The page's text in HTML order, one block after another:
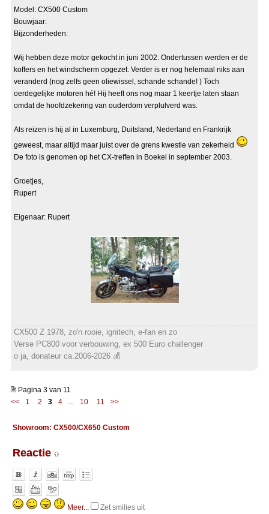
Model: CX500 Custom
Bouwjaar:
Bijzonderheden:
Wij hebben deze motor gekocht in juni 2002. Ondertussen werden er de
koffers en het windscherm opgezet. Verder is er nog helemaal niks aan
veranderd (nog zelfs geen oliewissel, schande schande! ) Toch
oerdegelijke motoren hé! Hij heeft ons nog maar 1 keertje laten staan
omdat de hoofdzekering van ouderdom verplulverd was.
Als reizen is hij al in Luxemburg, Duitsland, Nederland en Frankrijk
geweest, maar altijd maar juist over de grens kwestie van zekerheid
De foto is genomen op het CX-treffen in Boekel in september 2003.
Groetjes,
Rupert
Eigenaar: Rupert
CX500 Z 1978, zo'n rooie, ignitech, e-fan en zo
Verse PC800 voor verbouwing, ex 500 Euro challenger
o ja, donateur ca.2006-2026 💰
Pagina 3 van 11
<<
1 2 3 4 ... 10 11 >>
Showroom: CX500/CX650 Custom
Reactie
Meer... Zet smilies uit